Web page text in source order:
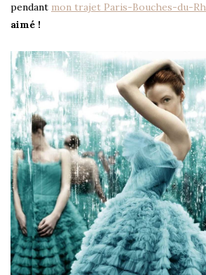
pendant mon trajet Paris-Bouches-du-
aimé !